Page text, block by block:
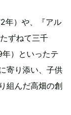
年）や、『アル
ずねて三千
）といったテ
寄り添い、子供
組んだ高畑の創